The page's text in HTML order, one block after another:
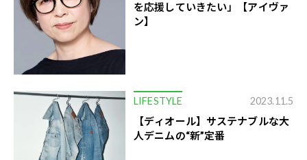
を応援していきたい」【アイヴァ
ン】
LIFESTYLE 2023.11.5
【ディオール】サステナブルな大
人デニムの“新”定番